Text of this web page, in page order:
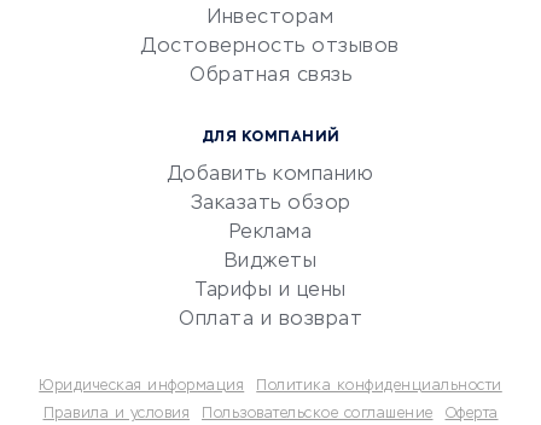
документооборот
Юридические компании
Бухгалтерия онлайн
Потребительские кредиты
Инвесторам
Достоверность отзывов
Обратная связь
ДЛЯ КОМПАНИЙ
Добавить компанию
Заказать обзор
Реклама
Виджеты
Тарифы и цены
Оплата и возврат
Юридическая информация
Политика конфиденциальности
Правила и условия
Пользовательское соглашение Оферта